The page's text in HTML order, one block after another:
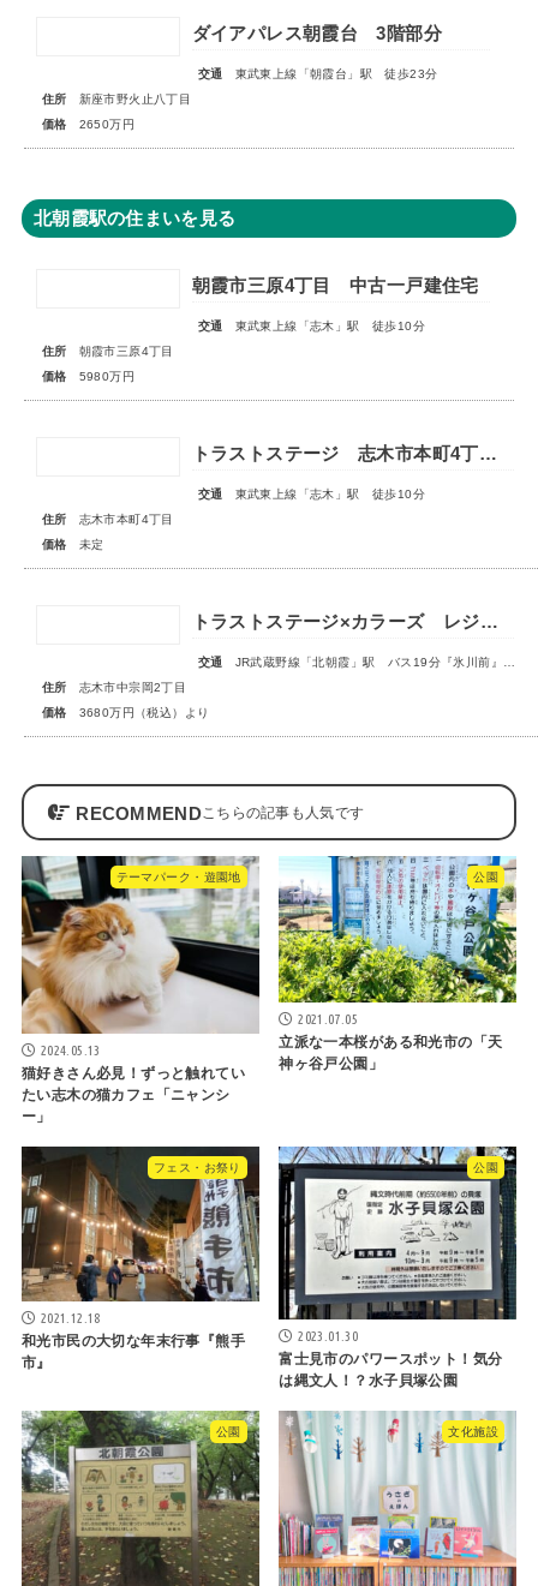
ダイアパレス朝霞台 3階部分
交通
東武東上線「朝霞台」駅 徒歩23分
住所
新座市野火止八丁目
価格
2650万円
北朝霞駅の住まいを見る
朝霞市三原4丁目 中古一戸建住宅
交通
東武東上線「志木」駅 徒歩10分
住所
朝霞市三原4丁目
価格
5980万円
トラストステージ 志木市本町4丁目17期 全7区画■第一期分譲 販売予告■
交通
東武東上線「志木」駅 徒歩10分
住所
志木市本町4丁目
価格
未定
トラストステージ×カラーズ レジデンス志木市中宗岡2丁目14期 全3棟◆販売開始◆
交通
JR武蔵野線「北朝霞」駅 バス19分『氷川前』停歩4分
住所
志木市中宗岡2丁目
価格
3680万円（税込）より
RECOMMEND
テーマパーク・遊園地
2024.05.13
猫好きさん必見！ずっと触れてい
たい志木の猫カフェ「ニャンシ
ー」
公園
2021.07.05
立派な一本桜がある和光市の「天
神ヶ谷戸公園」
フェス・お祭り
2021.12.18
和光市民の大切な年末行事『熊手
市』
公園
2023.01.30
富士見市のパワースポット！気分
は縄文人！？水子貝塚公園
公園 文化施設